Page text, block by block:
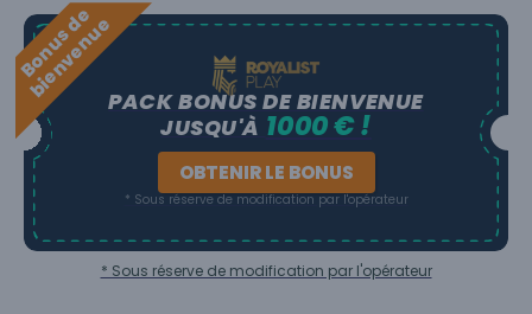
B
o
n
u
s
d
e
b
i
e
n
v
e
n
u
ePACK BONUS DE BIENVENUE
JUSQU'À 1000 € !
OBTENIR LE BONUS
* Sous réserve de modification par l'opérateur
* Sous réserve de modification par l'opérateur